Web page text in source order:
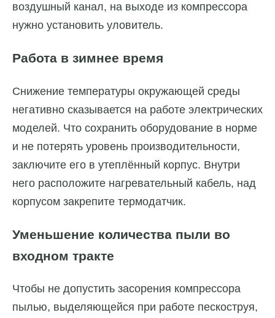
воздушный канал, на выходе из компрессора
нужно установить уловитель.
Работа в зимнее время
Снижение температуры окружающей среды
негативно сказывается на работе электрических
моделей. Что сохранить оборудование в норме
и не потерять уровень производительности,
заключите его в утеплённый корпус. Внутри
него расположите нагревательный кабель, над
корпусом закрепите термодатчик.
Уменьшение количества пыли во
входном тракте
Чтобы не допустить засорения компрессора
пылью, выделяющейся при работе пескоструя,